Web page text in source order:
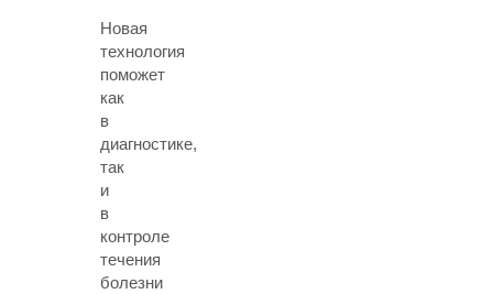
Новая
технология
поможет
как
в
диагностике,
так
и
в
контроле
течения
болезни